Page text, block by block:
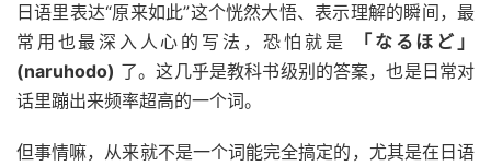
日语里表达“原来如此”这个恍然大悟、表示理解的瞬间，最
常用也最深入人心的写法，恐怕就是
「なるほど」
(naruhodo) 了。这几乎是教科书级别的答案，也是日常对
话里蹦出来频率超高的一个词。
但事情嘛，从来就不是一个词能完全搞定的，尤其是在日语